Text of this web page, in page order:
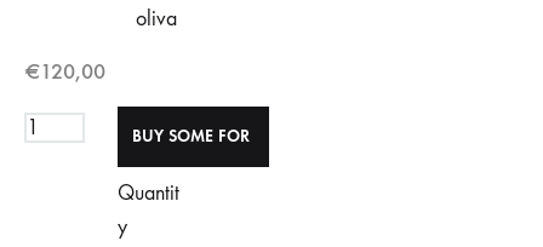
oliva
€120,00
Quantit
y